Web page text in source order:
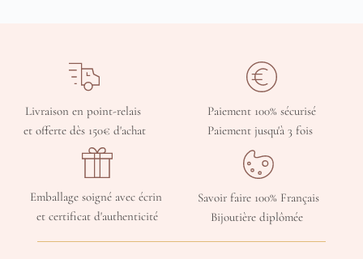
Livraison en point-relais
et offerte dès 150€ d'achat
Paiement 100% sécurisé
Paiement jusqu'à 3 fois
Emballage soigné avec écrin
et certificat d'authenticité
Savoir faire 100% Français
Bijoutière diplômée